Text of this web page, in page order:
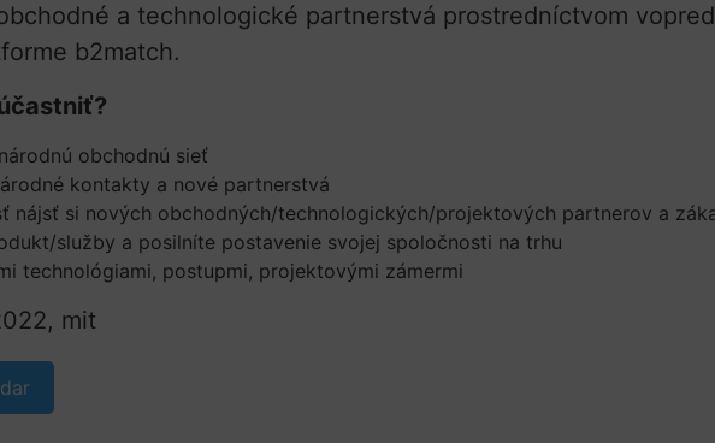
a technologické partnerstvá prostredníctvom
b2match.
obchodnú sieť
kontakty a nové partnerstvá
nájsť si nových obchodných/technologických/projektových partnerov a
služby a posilníte postavenie svojej spoločnosti na trhu
technológiami, postupmi, projektovými zámermi
mit